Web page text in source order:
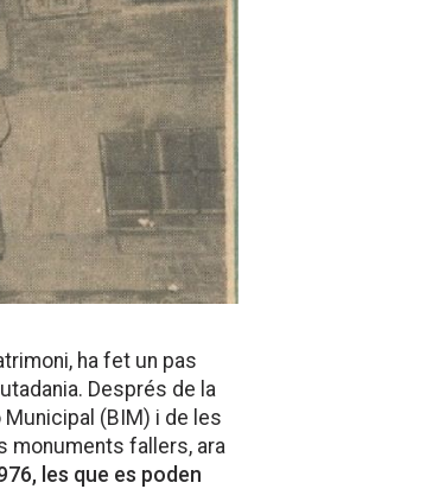
ha fet un pas
Després de la
(BIM) i de les
monuments fallers, ara
les que es poden